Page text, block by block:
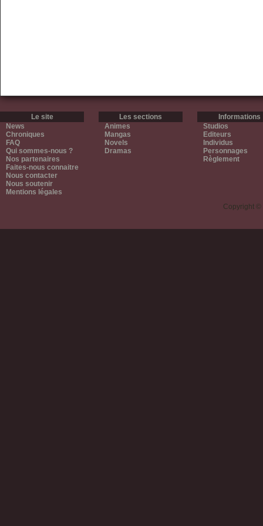
Le site
News
Chroniques
FAQ
Qui sommes-nous ?
Nos partenaires
Faites-nous connaitre
Nous contacter
Nous soutenir
Mentions légales
Les sections
Animes
Mangas
Novels
Dramas
Informations
Studios
Editeurs
Individus
Personnages
Règlement
Copyright ©